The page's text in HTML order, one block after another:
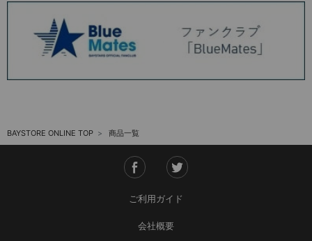
BAYSTORE ONLINE TOP 商品一覧
ご利用ガイド
会社概要